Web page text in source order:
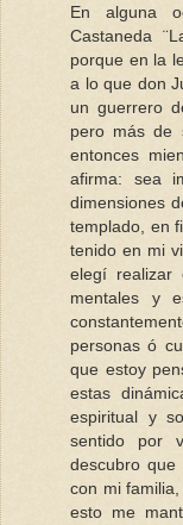
En alguna
Castaneda
porque en la
a lo que don
un guerrero
pero más de
entonces
afirma: sea
dimensiones
templado, en
tenido en mi
elegí realizar
mentales y
personas ó
que estoy
estas
espiritual y
sentido por
descubro que
con mi
esto me